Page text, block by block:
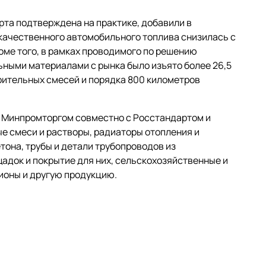
подтверждена на практике, добавили в
автомобильного топлива снизилась с
того, в рамках проводимого по решению
материалами с рынка было изъято более 26,5
смесей и порядка 800 километров
совместно с Росстандартом и
смеси и растворы, радиаторы отопления и
трубы и детали трубопроводов из
и покрытие для них, сельскохозяйственные и
и другую продукцию.